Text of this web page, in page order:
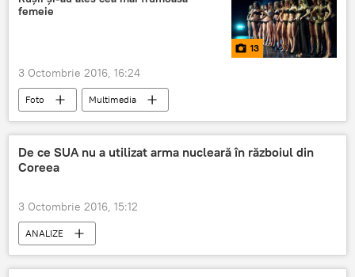
femeie
13
3 Octombrie 2016, 16:24
Foto Multimedia
De ce SUA nu a utilizat arma nucleară în războiul din
Coreea
3 Octombrie 2016, 15:12
ANALIZE